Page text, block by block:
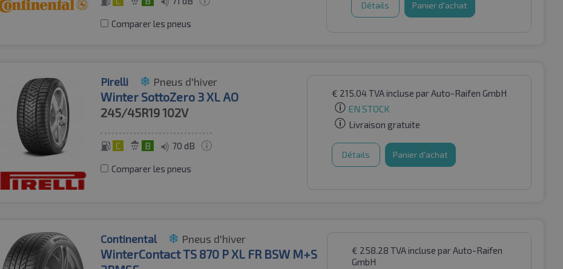
Comparer les pneus
Détails Panier d'achat
Pirelli Pneus d'hiver
Winter SottoZero 3 XL AO
245/45R19102V
C B 70 dB
Comparer les pneus
€ 215.04TVA incluse par Auto-Raifen GmbH
EN STOCK
Livraison gratuite
Détails Panier d'achat
Continental Pneus d'hiver
WinterContact TS 870 P XL FR BSW M+S
€ 258.28 TVA incluse par Auto-Raifen
GmbH